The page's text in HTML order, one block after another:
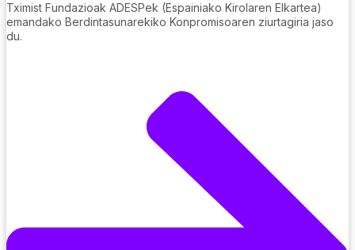
Tximist Fundazioak ADESPek (Espainiako Kirolaren Elkartea)
emandako Berdintasunarekiko Konpromisoaren ziurtagiria jaso
du.